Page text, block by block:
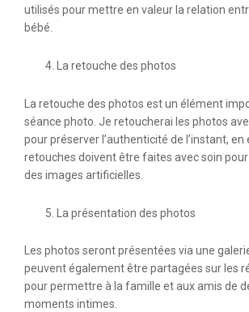
utilisés pour mettre en valeur la relation
bébé.
La retouche des photos
La retouche des photos est un élément
séance photo. Je retoucherai les photos
pour préserver l’authenticité de l’instant,
retouches doivent être faites avec soin
des images artificielles.
La présentation des photos
Les photos seront présentées via une
peuvent également être partagées sur les
pour permettre à la famille et aux amis de
moments intimes.